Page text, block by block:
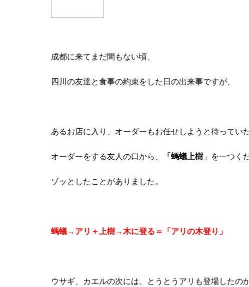
成都に来てまだ間もない頃、
四川の友達と食事の約束をした日の出来事ですが、
あるお店に入り、オーダーもお任せしようと待ってい
オーダーをする友人の口から、 「螞蟻上樹 」 を一つく
ゾッとしたことがありました。
螞蟻→アリ＋上樹→木に登る＝「アリの木登り」
ウサギ、カエルの次には、とうとうアリも登場したの